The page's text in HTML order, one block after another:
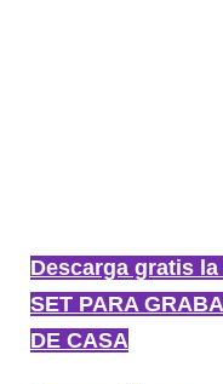
Descarga gratis la
SET PARA
DE CASA